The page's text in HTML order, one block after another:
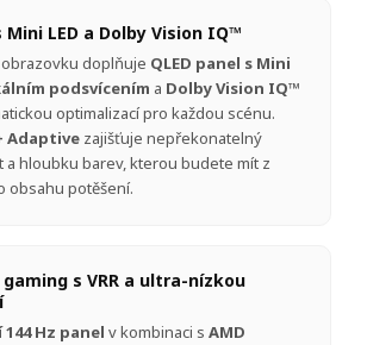
Mini LED a Dolby Vision IQ™
doplňuje QLED panel s Mini
podsvícením a Dolby Vision IQ™
optimalizací pro každou scénu.
Adaptive zajišťuje nepřekonatelný
a hloubku barev, kterou budete mít z
obsahu potěšení.
gaming s VRR a ultra-nízkou
Hz panel v kombinaci s AMD